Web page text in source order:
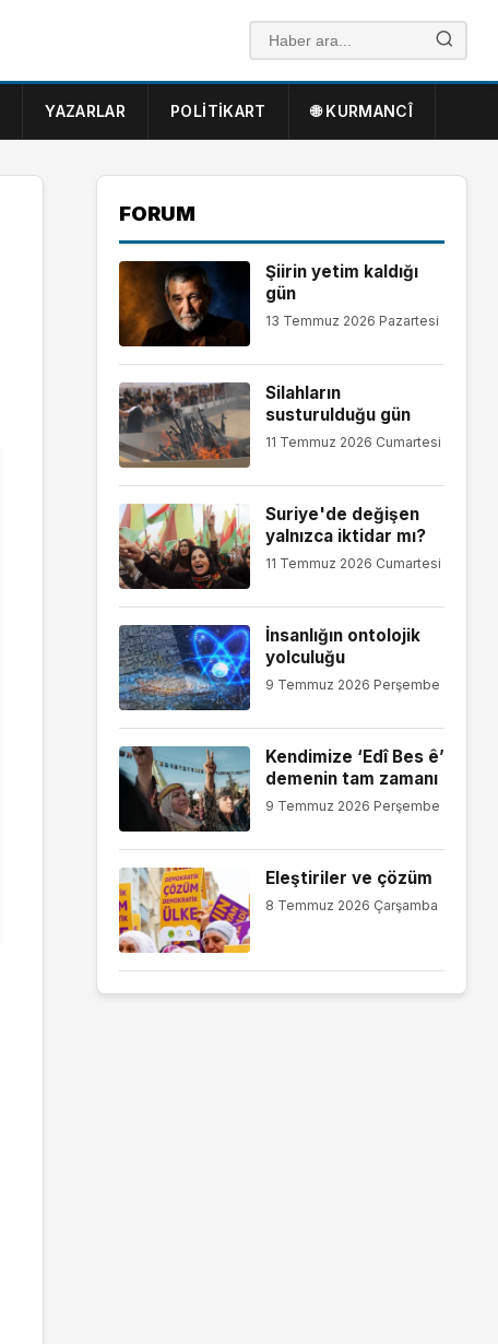
YAZARLAR POLITIKART 🌐 KURMANCÎ
FORUM
Şiirin yetim kaldığı
gün
13 Temmuz 2026 Pazartesi
Silahların
susturulduğu gün
11 Temmuz 2026 Cumartesi
Suriye'de değişen
yalnızca iktidar mı?
11 Temmuz 2026 Cumartesi
İnsanlığın ontolojik
yolculuğu
9 Temmuz 2026 Perşembe
Kendimize ‘Edî Bes ê’
demenin tam zamanı
9 Temmuz 2026 Perşembe
Eleştiriler ve çözüm
8 Temmuz 2026 Çarşamba